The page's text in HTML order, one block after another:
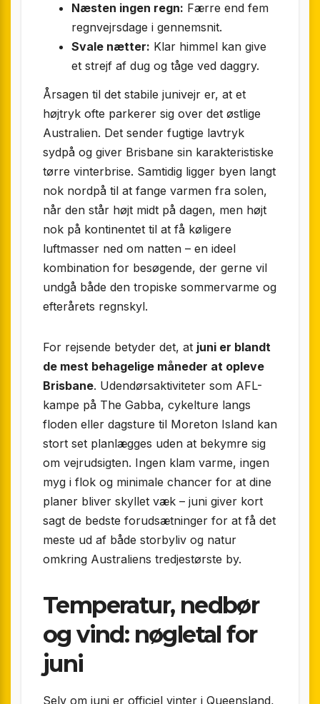
Næsten ingen regn: Færre end fem
regnvejrsdage i gennemsnit.
Svale nætter: Klar himmel kan give
et strejf af dug og tåge ved daggry.
Årsagen til det stabile junivejr er, at et
højtryk ofte parkerer sig over det østlige
Australien. Det sender fugtige lavtryk
sydpå og giver Brisbane sin karakteristiske
tørre vinterbrise. Samtidig ligger byen langt
nok nordpå til at fange varmen fra solen,
når den står højt midt på dagen, men højt
nok på kontinentet til at få køligere
luftmasser ned om natten – en ideel
kombination for besøgende, der gerne vil
undgå både den tropiske sommervarme og
efterårets regnskyl.
For rejsende betyder det, at juni er blandt
de mest behagelige måneder at opleve
Brisbane. Udendørsaktiviteter som AFL-
kampe på The Gabba, cykelture langs
floden eller dagsture til Moreton Island kan
stort set planlægges uden at bekymre sig
om vejrudsigten. Ingen klam varme, ingen
myg i flok og minimale chancer for at dine
planer bliver skyllet væk – juni giver kort
sagt de bedste forudsætninger for at få det
meste ud af både storbyliv og natur
omkring Australiens tredjestørste by.
Temperatur, nedbør
og vind: nøgletal for
juni
Selv om juni er officiel vinter i Queensland,